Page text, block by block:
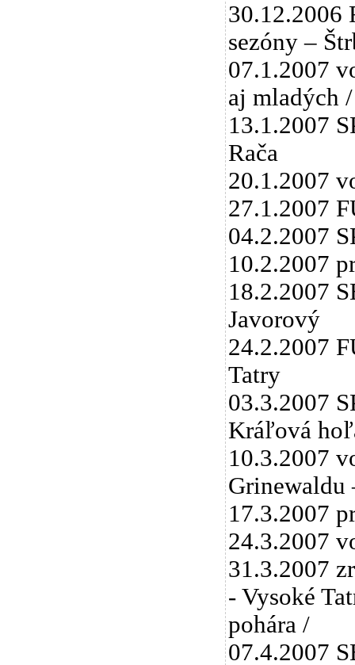
30.12.2006
sezóny –
07.1.2007
aj mladých /
13.1.2007
Rača
20.1.2007
27.1.2007
04.2.2007
10.2.2007
18.2.2007
Javorový
24.2.2007
Tatry
03.3.2007
Kráľová
10.3.2007
Grinewaldu
17.3.2007
24.3.2007
31.3.2007
- Vysoké
pohára /
07.4.2007